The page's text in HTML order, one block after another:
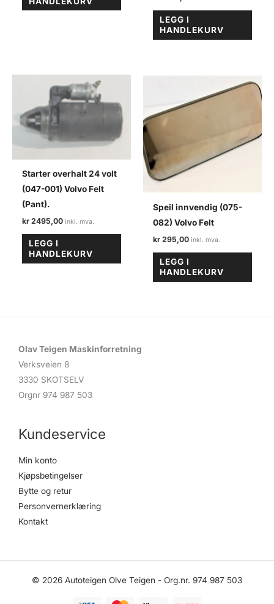
LEGG I
HANDLEKURV
Starter overhalt 24 volt
(047-001) Volvo Felt
(Pant).
kr 2495,00
LEGG I
HANDLEKURV
Speil innvendig (075-
082) Volvo Felt
kr 295,00
LEGG I
HANDLEKURV
Olav Teigen Maskinforretning
Verksveien 8
3330 SKOTSELV
Orgnr 974 987 503
Kundeservice
Min konto
Kjøpsbetingelser
Bytte og retur
Personvernerklæring
Kontakt
© 2026 Autoteigen Olve Teigen - Org.nr. 974 987 503